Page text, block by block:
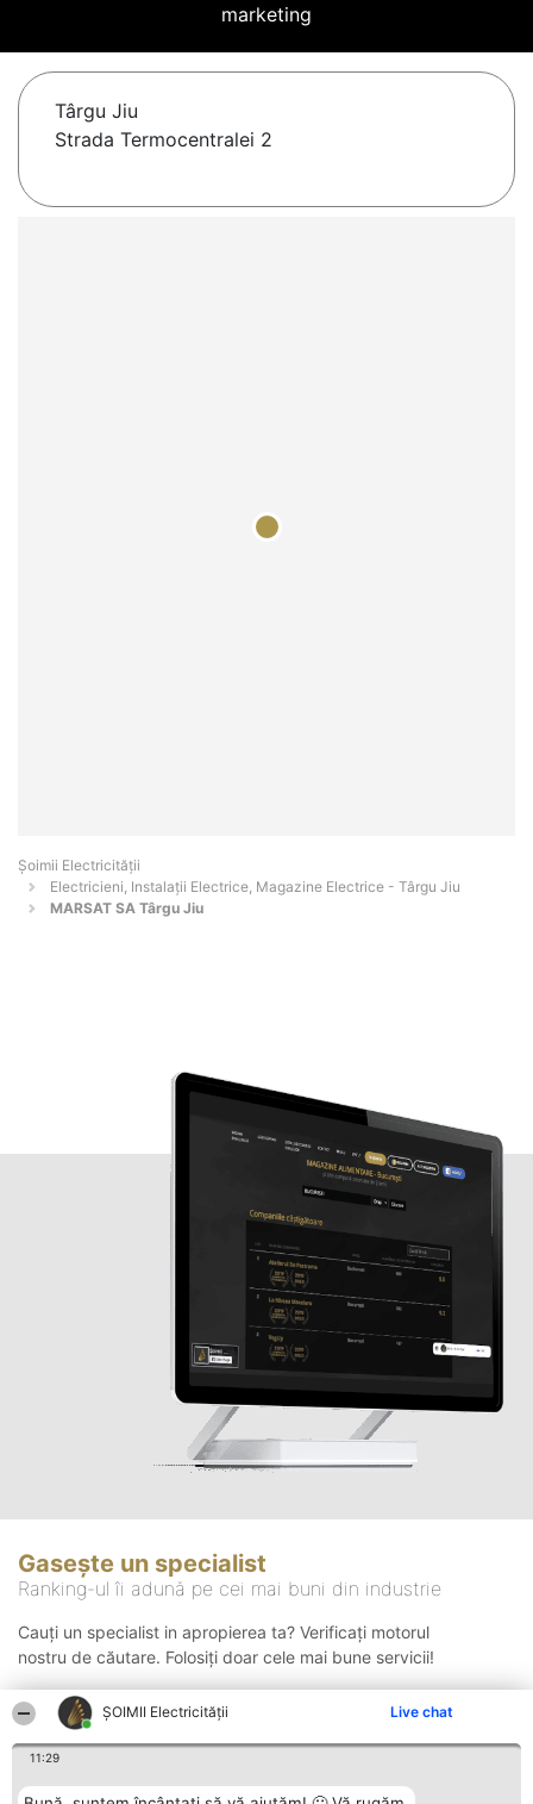
ȘOIMII Electricității Live chat
11:29
marketing
Târgu Jiu
Strada Termocentralei 2
Șoimii Electricității
Electricieni, Instalații Electrice, Magazine Electrice - Târgu Jiu
MARSAT SA Târgu Jiu
Gasește un specialist
Ranking-ul îi adună pe cei mai buni din industrie
Cauți un specialist in apropierea ta? Verificați motorul
nostru de căutare. Folosiți doar cele mai bune servicii!